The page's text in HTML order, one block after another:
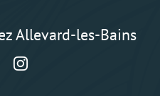
Allevard-les-Bains